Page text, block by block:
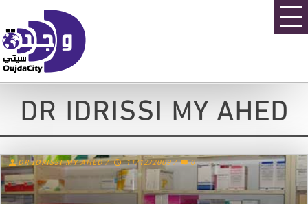
DR IDRISSI MY AHED
DR IDRISSI MY AHED / 11/12/2009 / 0